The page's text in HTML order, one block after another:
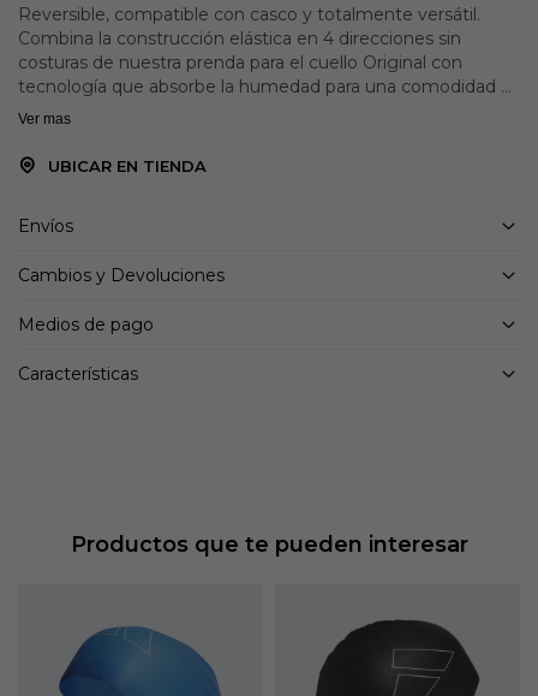
Reversible, compatible con casco y totalmente versátil.
Combina la construcción elástica en 4 direcciones sin
costuras de nuestra prenda para el cuello Original con
tecnología que absorbe la humedad para una comodidad y
un rendimiento óptimos. Fabricada de forma sostenible en
aventurero con conciencia ecológica.
Se puede usar debajo del casco.
combínalo mejor gracias a sus dos estampados diferentes.
Máxima elasticidad y comodidad sin costuras que se mueve
Banda interior incorporada para absorber el sudor y la
Ver mas
UBICAR EN TIENDA
Envíos
Cambios y Devoluciones
Medios de pago
Características
Productos que te pueden interesar